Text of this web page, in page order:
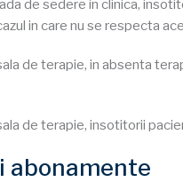
de sedere in clinica,
in care nu se respecta
de terapie, in absenta
de terapie, insotitorii
abonamente